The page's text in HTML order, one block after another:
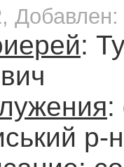
:
:
р-